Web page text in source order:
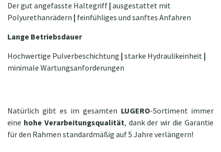
Der gut angefasste Haltegriff|ausgestattet mit
Polyurethanrädern | feinfühliges und sanftes Anfahren
Lange Betriebsdauer
Hochwertige Pulverbeschichtung |starke Hydraulikeinheit |
minimale Wartungsanforderungen
Natürlich gibt es im gesamten LUGERO-Sortiment immer
eine hohe Verarbeitungsqualität, dank der wir die Garantie
für den Rahmen standardmäßig auf 5 Jahre verlängern!